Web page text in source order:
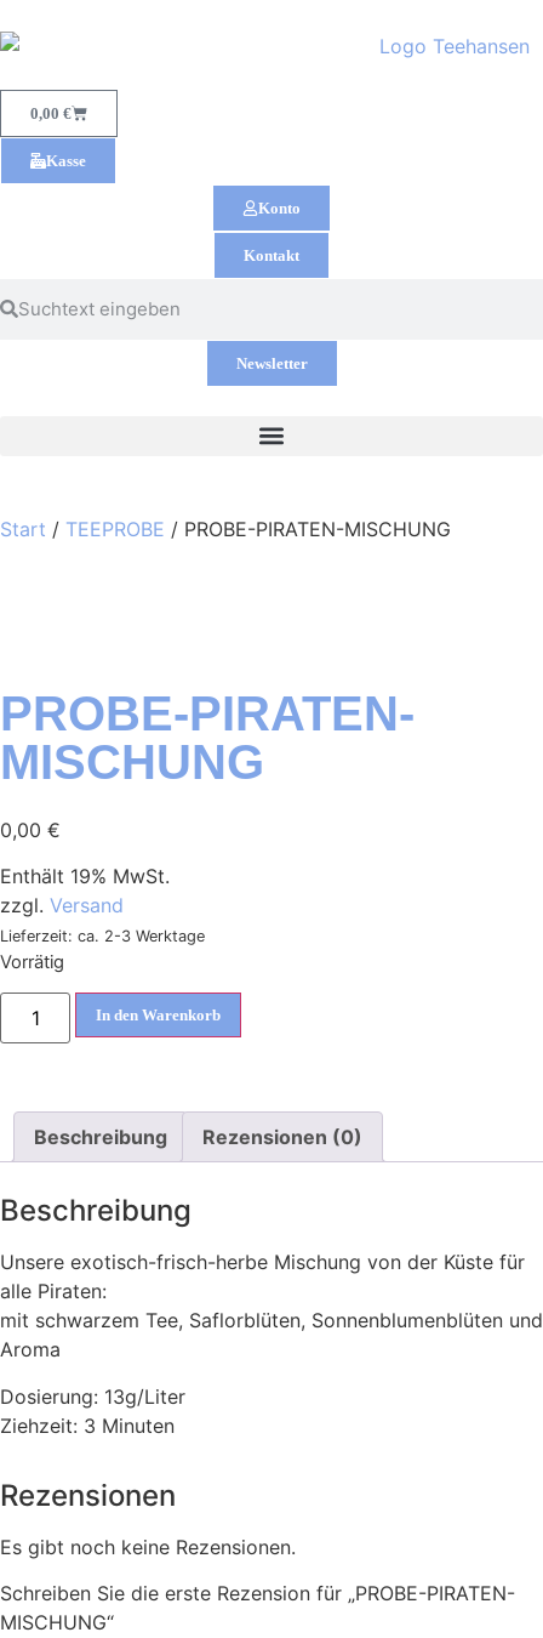
0,00 €
Kasse
Konto
Kontakt
Newsletter
Start / TEEPROBE / PROBE-PIRATEN-MISCHUNG
PROBE-PIRATEN-
MISCHUNG
0,00 €
Enthält 19% MwSt.
zzgl. Versand
Lieferzeit: ca. 2-3 Werktage
Vorrätig
In den Warenkorb
Beschreibung Rezensionen (0)
Beschreibung
Unsere exotisch-frisch-herbe Mischung von der Küste für
alle Piraten:
mit schwarzem Tee, Saflorblüten, Sonnenblumenblüten und
Aroma
Dosierung: 13g/Liter
Ziehzeit: 3 Minuten
Rezensionen
Es gibt noch keine Rezensionen.
Schreiben Sie die erste Rezension für „PROBE-PIRATEN-
MISCHUNG“